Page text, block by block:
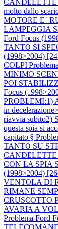
CANDELETTE
molto dallo
MOTORE E`
LAMPEGGIA
Ford Focus
TANTO SI
(1998>2004)
COLPI
MINIMO
POI
Focus
PROBLEMI:1)
in
riavvia subito2)
questa spia si
capitato §
TANTO SU
CON LA SPIA
(1998>2004)
VENTOLA DI
RIMANE
CRUSCOTTO
AVARIA A
Problema Ford